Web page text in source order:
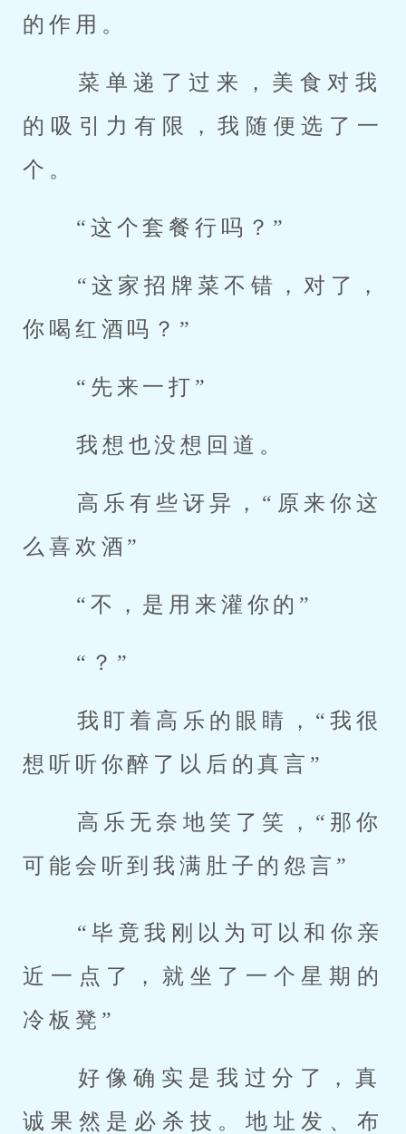
的作用。
的吸引力有限，我随便选了一
个。
“这个套餐行吗？”
你喝红酒吗？”
“先来一打”
我想也没想回道。
么喜欢酒”
“不，是用来灌你的”
“？”
想听听你醉了以后的真言”
可能会听到我满肚子的怨言”
近一点了，就坐了一个星期的
冷板凳”
诚果然是必杀技。地址发、布